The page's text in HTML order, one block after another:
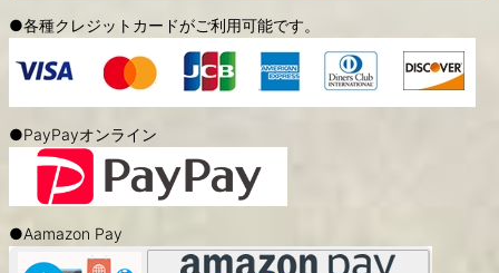
●各種クレジットカードがご利用可能です。
●PayPayオンライン
●Aamazon Pay